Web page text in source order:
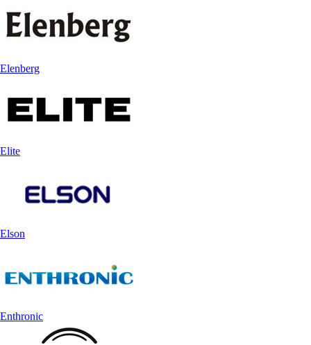
Elenberg
Elite
Elson
Enthronic